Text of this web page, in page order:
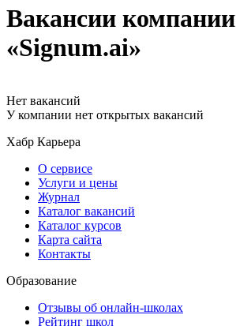
Вакансии компании
«Signum.ai»
Нет вакансий
У компании нет открытых вакансий
Хабр Карьера
О сервисе
Услуги и цены
Журнал
Каталог вакансий
Каталог курсов
Карта сайта
Контакты
Образование
Отзывы об онлайн-школах
Рейтинг школ